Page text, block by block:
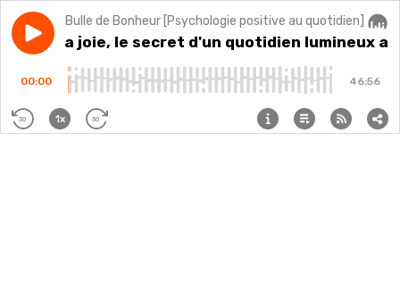
Play episode#246 - La joie, le secret d'un quotidien lumineux
Bulle de Bonheur [Psychologie positive au quotidien]
- La joie, le secret d'un quotidien lumineux
00:00 46:56
30 1x 30